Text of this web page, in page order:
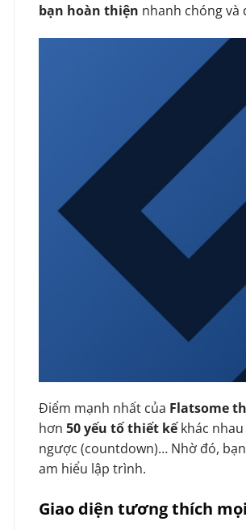
bạn hoàn thiện nhanh chóng và
Điểm mạnh nhất của Flatsome
hơn 50 yếu tố thiết kếkhác nhau
ngược (countdown)… Nhờ đó,
am hiểu lập trình.
Giao diện tương thích